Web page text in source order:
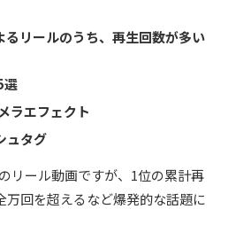
るリールのうち、再生回数が多い
選
ラエフェクト
ュタグ
リール動画ですが、1位の累計再
万回を超えるなど爆発的な話題に